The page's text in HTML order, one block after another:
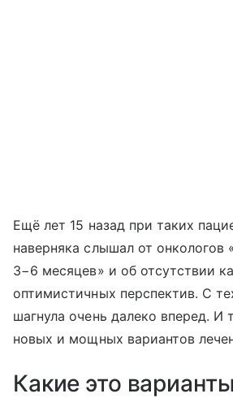
Ещё лет 15 назад при таких
наверняка слышал от онкологов
3−6 месяцев» и об отсутствии
оптимистичных перспектив. С
шагнула очень далеко вперед. И
новых и мощных вариантов
Какие это